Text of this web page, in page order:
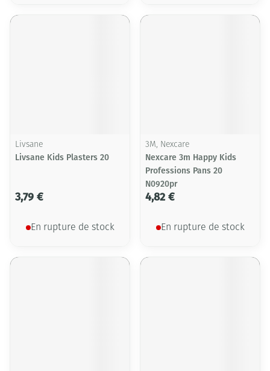
Livsane
Livsane Kids Plasters 20
3,79 €
En rupture de stock
3M, Nexcare
Nexcare 3m Happy Kids
Professions Pans 20
N0920pr
4,82 €
En rupture de stock